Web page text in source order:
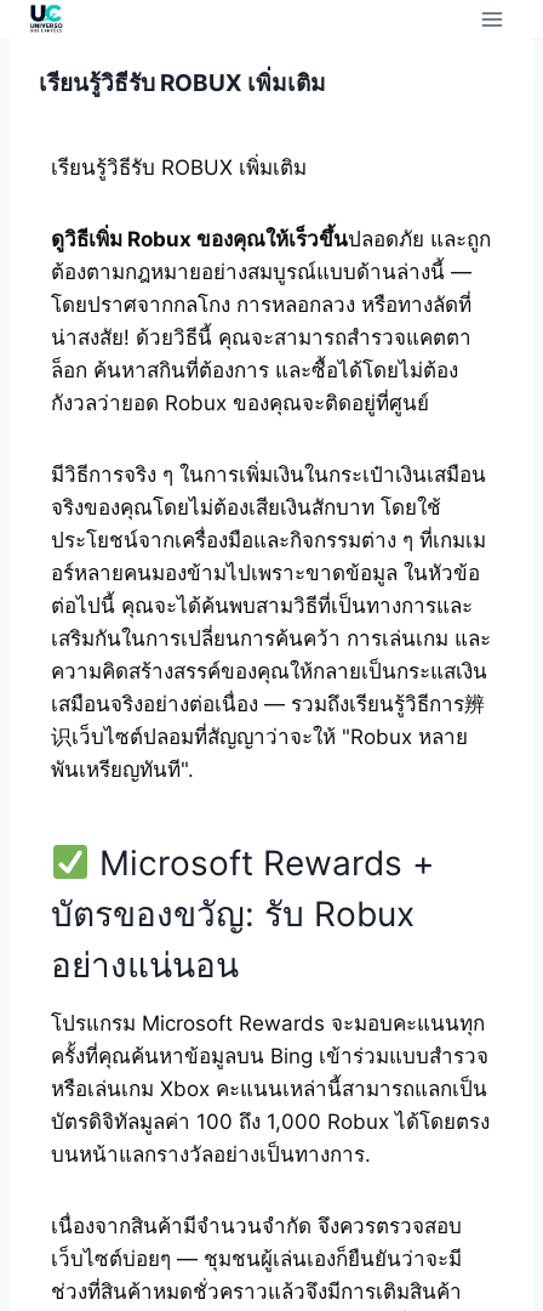
เรียนรู้วิธีรับ ROBUX เพิ่มเติม
เรียนรู้วิธีรับ ROBUX เพิ่มเติม
ดูวิธีเพิ่ม Robux ของคุณให้เร็วขึ้นปลอดภัย และถูก
ต้องตามกฎหมายอย่างสมบูรณ์แบบด้านล่างนี้ —
โดยปราศจากกลโกง การหลอกลวง หรือทางลัดที่
น่าสงสัย! ด้วยวิธีนี้ คุณจะสามารถสำรวจแคตตา
ล็อก ค้นหาสกินที่ต้องการ และซื้อได้โดยไม่ต้อง
กังวลว่ายอด Robux ของคุณจะติดอยู่ที่ศูนย์
มีวิธีการจริง ๆ ในการเพิ่มเงินในกระเป๋าเงินเสมือน
จริงของคุณโดยไม่ต้องเสียเงินสักบาท โดยใช้
ประโยชน์จากเครื่องมือและกิจกรรมต่าง ๆ ที่เกมเม
อร์หลายคนมองข้ามไปเพราะขาดข้อมูล ในหัวข้อ
ต่อไปนี้ คุณจะได้ค้นพบสามวิธีที่เป็นทางการและ
เสริมกันในการเปลี่ยนการค้นคว้า การเล่นเกม และ
ความคิดสร้างสรรค์ของคุณให้กลายเป็นกระแสเงิน
เสมือนจริงอย่างต่อเนื่อง — รวมถึงเรียนรู้วิธีการ辨
识เว็บไซต์ปลอมที่สัญญาว่าจะให้ "Robux หลาย
พันเหรียญทันที".
Microsoft Rewards +
บัตรของขวัญ: รับ Robux
อย่างแน่นอน
โปรแกรม Microsoft Rewards จะมอบคะแนนทุก
ครั้งที่คุณค้นหาข้อมูลบน Bing เข้าร่วมแบบสำรวจ
หรือเล่นเกม Xbox คะแนนเหล่านี้สามารถแลกเป็น
บัตรดิจิทัลมูลค่า 100 ถึง 1,000 Robux ได้โดยตรง
บนหน้าแลกรางวัลอย่างเป็นทางการ.
เนื่องจากสินค้ามีจำนวนจำกัด จึงควรตรวจสอบ
เว็บไซต์บ่อยๆ — ชุมชนผู้เล่นเองก็ยืนยันว่าจะมี
ช่วงที่สินค้าหมดชั่วคราวแล้วจึงมีการเติมสินค้า